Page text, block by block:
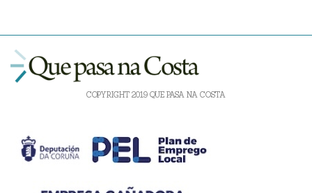
COPYRIGHT 2019 QUE PASA NA COSTA